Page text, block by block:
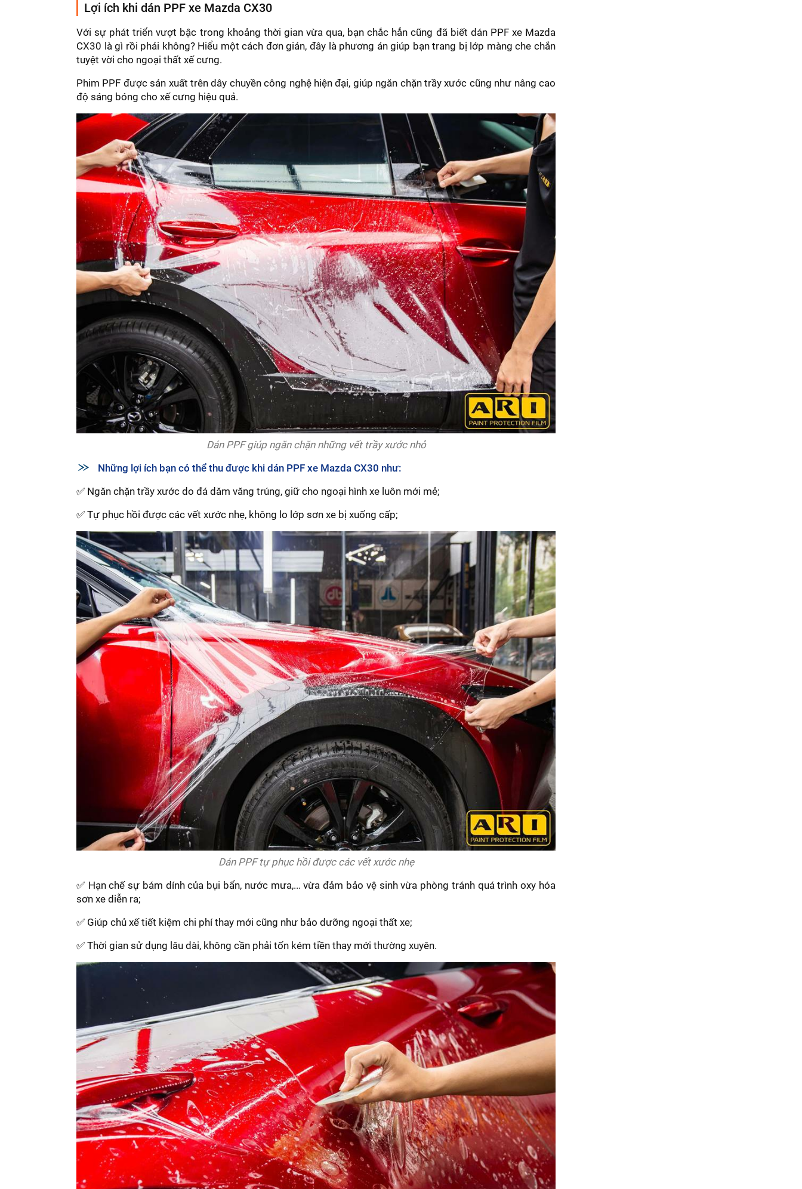
Lợi ích khi dán PPF xe Mazda CX30
Với sự phát triển vượt bậc trong khoảng thời gian vừa qua, bạn chắc hẳn cũng đã biết dán PPF xe Mazda
CX30 là gì rồi phải không? Hiểu một cách đơn giản, đây là phương án giúp bạn trang bị lớp màng che chắn
tuyệt vời cho ngoại thất xế cưng.
Phim PPF được sản xuất trên dây chuyền công nghệ hiện đại, giúp ngăn chặn trầy xước cũng như nâng cao
độ sáng bóng cho xế cưng hiệu quả.
Dán PPF giúp ngăn chặn những vết trầy xước nhỏ
Những lợi ích bạn có thể thu được khi dán PPF xe Mazda CX30 như:
✅ Ngăn chặn trầy xước do đá dăm văng trúng, giữ cho ngoại hình xe luôn mới mẻ;
✅ Tự phục hồi được các vết xước nhẹ, không lo lớp sơn xe bị xuống cấp;
Dán PPF tự phục hồi được các vết xước nhẹ
✅ Hạn chế sự bám dính của bụi bẩn, nước mưa,... vừa đảm bảo vệ sinh vừa phòng tránh quá trình oxy hóa
sơn xe diễn ra;
✅ Giúp chủ xế tiết kiệm chi phí thay mới cũng như bảo dưỡng ngoại thất xe;
✅ Thời gian sử dụng lâu dài, không cần phải tốn kém tiền thay mới thường xuyên.